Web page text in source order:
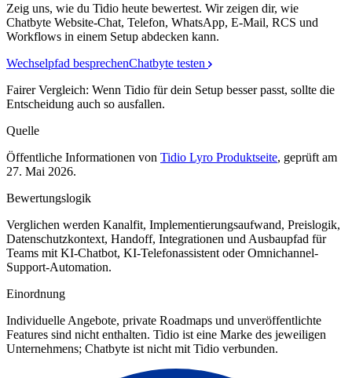
Zeig uns, wie du Tidio heute bewertest. Wir zeigen dir, wie
Chatbyte Website-Chat, Telefon, WhatsApp, E-Mail, RCS und
Workflows in einem Setup abdecken kann.
Wechselpfad besprechenChatbyte testen
Fairer Vergleich: Wenn Tidio für dein Setup besser passt, sollte die
Entscheidung auch so ausfallen.
Quelle
Öffentliche Informationen von Tidio Lyro Produktseite, geprüft am
27. Mai 2026.
Bewertungslogik
Verglichen werden Kanalfit, Implementierungsaufwand, Preislogik,
Datenschutzkontext, Handoff, Integrationen und Ausbaupfad für
Teams mit KI-Chatbot, KI-Telefonassistent oder Omnichannel-
Support-Automation.
Einordnung
Individuelle Angebote, private Roadmaps und unveröffentlichte
Features sind nicht enthalten. Tidio ist eine Marke des jeweiligen
Unternehmens; Chatbyte ist nicht mit Tidio verbunden.